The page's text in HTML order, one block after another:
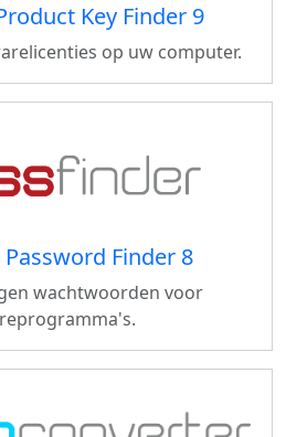
Key Finder 9
op uw computer.
Finder 8
wachtwoorden voor